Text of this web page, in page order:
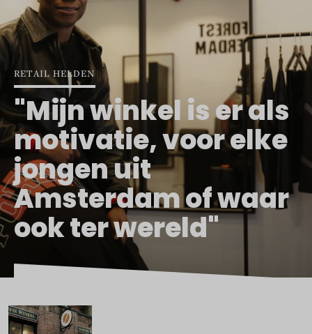
RETAIL HELDEN
"Mijn winkel is er als
motivatie, voor elke
jongen uit
Amsterdam of waar
ook ter wereld"